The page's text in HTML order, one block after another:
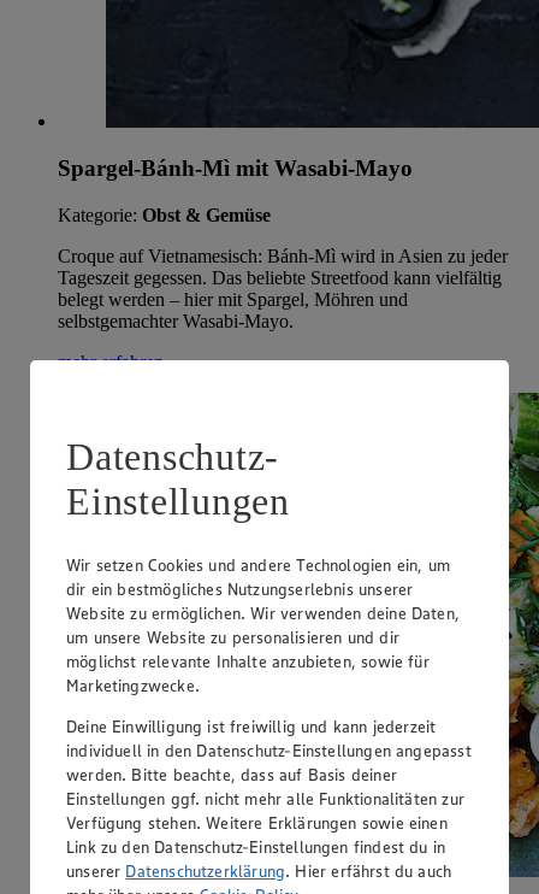
Spargel-Bánh-Mì mit Wasabi-Mayo
Kategorie: Obst & Gemüse
Croque auf Vietnamesisch: Bánh-Mì wird in Asien zu jeder
Tageszeit gegessen. Das beliebte Streetfood kann vielfältig
belegt werden – hier mit Spargel, Möhren und
selbstgemachter Wasabi-Mayo.
mehr erfahren
Datenschutz-
Einstellungen
Wir setzen Cookies und andere Technologien ein, um
dir ein bestmögliches Nutzungserlebnis unserer
Website zu ermöglichen. Wir verwenden deine Daten,
um unsere Website zu personalisieren und dir
möglichst relevante Inhalte anzubieten, sowie für
Marketingzwecke.
Deine Einwilligung ist freiwillig und kann jederzeit
individuell in den Datenschutz-Einstellungen angepasst
werden. Bitte beachte, dass auf Basis deiner
Einstellungen ggf. nicht mehr alle Funktionalitäten zur
Verfügung stehen. Weitere Erklärungen sowie einen
Link zu den Datenschutz-Einstellungen findest du in
unserer Datenschutzerklärung. Hier erfährst du auch